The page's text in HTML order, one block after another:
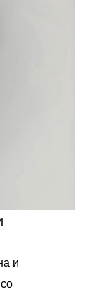
и